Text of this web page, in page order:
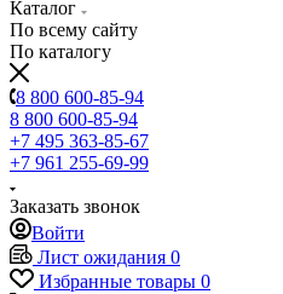
Каталог
По всему сайту
По каталогу
8 800 600-85-94
8 800 600-85-94
+7 495 363-85-67
+7 961 255-69-99
Заказать звонок
Войти
Лист ожидания 0
Избранные товары 0